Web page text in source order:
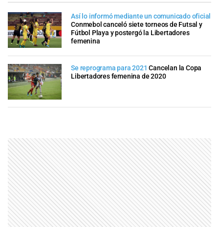
Así lo informó mediante un comunicado oficial
Conmebol canceló siete torneos de Futsal y
Fútbol Playa y postergó la Libertadores
femenina
Se reprograma para 2021 Cancelan la Copa
Libertadores femenina de 2020